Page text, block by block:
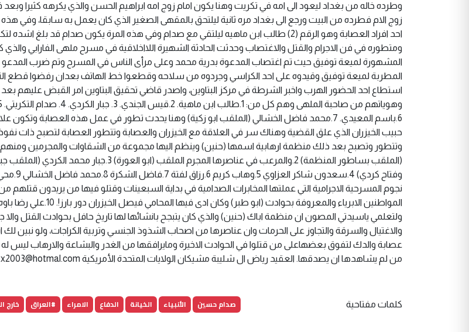
وطرده خاله من بغداد ليعود الى امه في تكريت وهنا يكون امام زوج امه ابراهيم الحسن والذي يكرهه كثيرا وبعد
زوج الام فطرده من البيت ورجع الى بغداد مره ثانية ليلتحق بالمقهى الصغير الذي كان يعمل به سابقا، وفي
احد افراد العصابة وهو الرقم (2) طالب ابن ماهيه ليلتقي مع صدام وفي هذه المرة يكون صدام قد بلغ
ومتطوره في فن الاجرام والقتل والاغتصاب وحدثت الحادثة الشهيرة اللااخلاقية في مسرح ملهى الفارابي والذي
المشهورة لميعة توفيق حيث تم اغتصاب المدعوة بدرية محمد وعلى مرأى الناس في المسرح وتم ضرب
المطربة لميعة توفيق وقيدوه على احد الكراسي وجردوه من سلاحه وقطعوا خط الهاتف بعدان رفضوا قطع
استطاع احد الحضور الهرب واخبر الشرطة في مركز البتاوين، واصدر قاضي تحقيق البتاوين امر القبض عليهم
6.باسم المعيدي. 7.محمد فاضل الخشالي (الملقب ابو زكية) وهنا يحدث تطور في عمل هذه العصابة
حبيب الخيزران الذي علق القضية وهناك سر في العلاقة مع الخيزران والعصابة وتتطور العصابة لتصبح ذات
(الملقب بساطور المنظمة) 2.والمرعب في عناصرها المجرم الملقب (ابو
وفتاح كردي)
نجوم المسرحية الاجرامية التي عملتها المخابرات الصدامية في بداية السبعينات وقتلو فيها من يريدون
ولتعلمي ياسيدتي المصون ان منظمة اباك (حنين) والذي كان يتبجح بانشائها لها تاريخ حافل بحوادث القتل والا
والاغتيال والسرقة والتجاوز على الحرمات وان عناصرها من اصحاب الشذوذ الجنسي وتربية الكراجات، ولو نبين
عصابة والدك لتفوق بعضهاعلى من قتلوا في الحوادث الاخيرة ومايرافقها من الغدر والبشاعة والارهاب
من لم يشاهدها ان يصدقها. العقيد رياض ال شليبة مشيكان الولايات المتحدة الأمريكية
كلمات مفتاحية صدام حسين الأنبياء الخيانة الدفاع الامراء #العراق خارج